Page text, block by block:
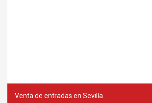
Venta de entradas en Sevilla